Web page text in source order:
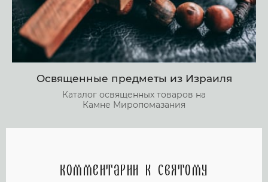
Освященные предметы из Израиля
Каталог освященных товаров на
Камне Миропомазания
Комментарии к святому